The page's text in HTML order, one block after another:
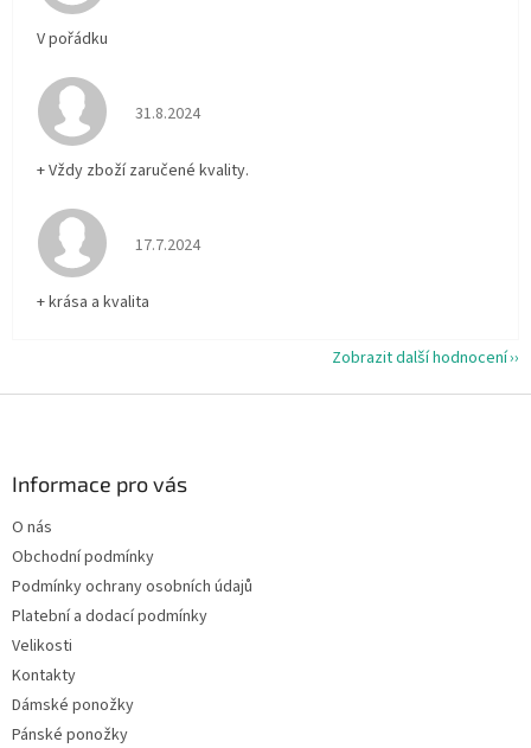
V pořádku
Hodnocení obchodu je 5 z 5 hvězdiček.
31.8.2024
+ Vždy zboží zaručené kvality.
Hodnocení obchodu je 5 z 5 hvězdiček.
17.7.2024
+ krása a kvalita
Zobrazit další hodnocení
Informace pro vás
O nás
Obchodní podmínky
Podmínky ochrany osobních údajů
Platební a dodací podmínky
Velikosti
Kontakty
Dámské ponožky
Pánské ponožky